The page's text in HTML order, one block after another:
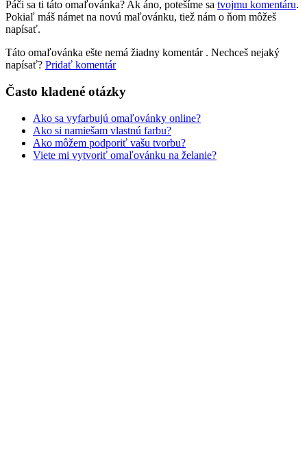
Rozprávky a rozprávkové postavy
Šport
Valentín / láska
Zima a Vianoce
Zvieratá a príroda
Nezaradené
Páči sa ti táto omaľovánka? Ak áno, potešíme sa tvojmu komentáru.
Pokiaľ máš námet na novú maľovánku, tiež nám o ňom môžeš
napísať.
Táto omaľovánka ešte nemá žiadny komentár . Nechceš nejaký
napísať? Pridať komentár
Často kladené otázky
Ako sa vyfarbujú omaľovánky online?
Ako si namiešam vlastnú farbu?
Ako môžem podporiť vašu tvorbu?
Viete mi vytvoriť omaľovánku na želanie?